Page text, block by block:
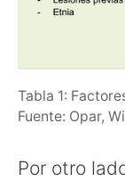
Tabla 1:
Fuente: Opar,
Por otro